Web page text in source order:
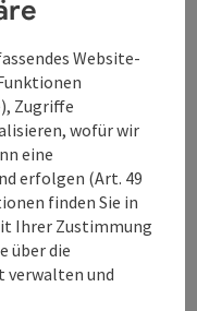
Zach,
Young
auf
Website-
Zugriffe
wofür wir
eine
erfolgen (Art. 49
finden Sie in
Ihrer Zustimmung
über die
verwalten und